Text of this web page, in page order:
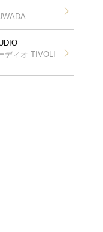
ディオ TIVOLI